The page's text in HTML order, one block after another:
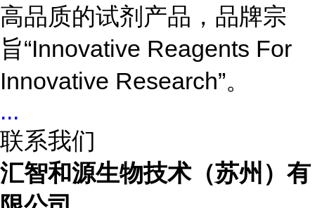
高品质的试剂产品，品牌宗
旨“Innovative Reagents For
Innovative Research”。
...
联系我们
汇智和源生物技术（苏州）有